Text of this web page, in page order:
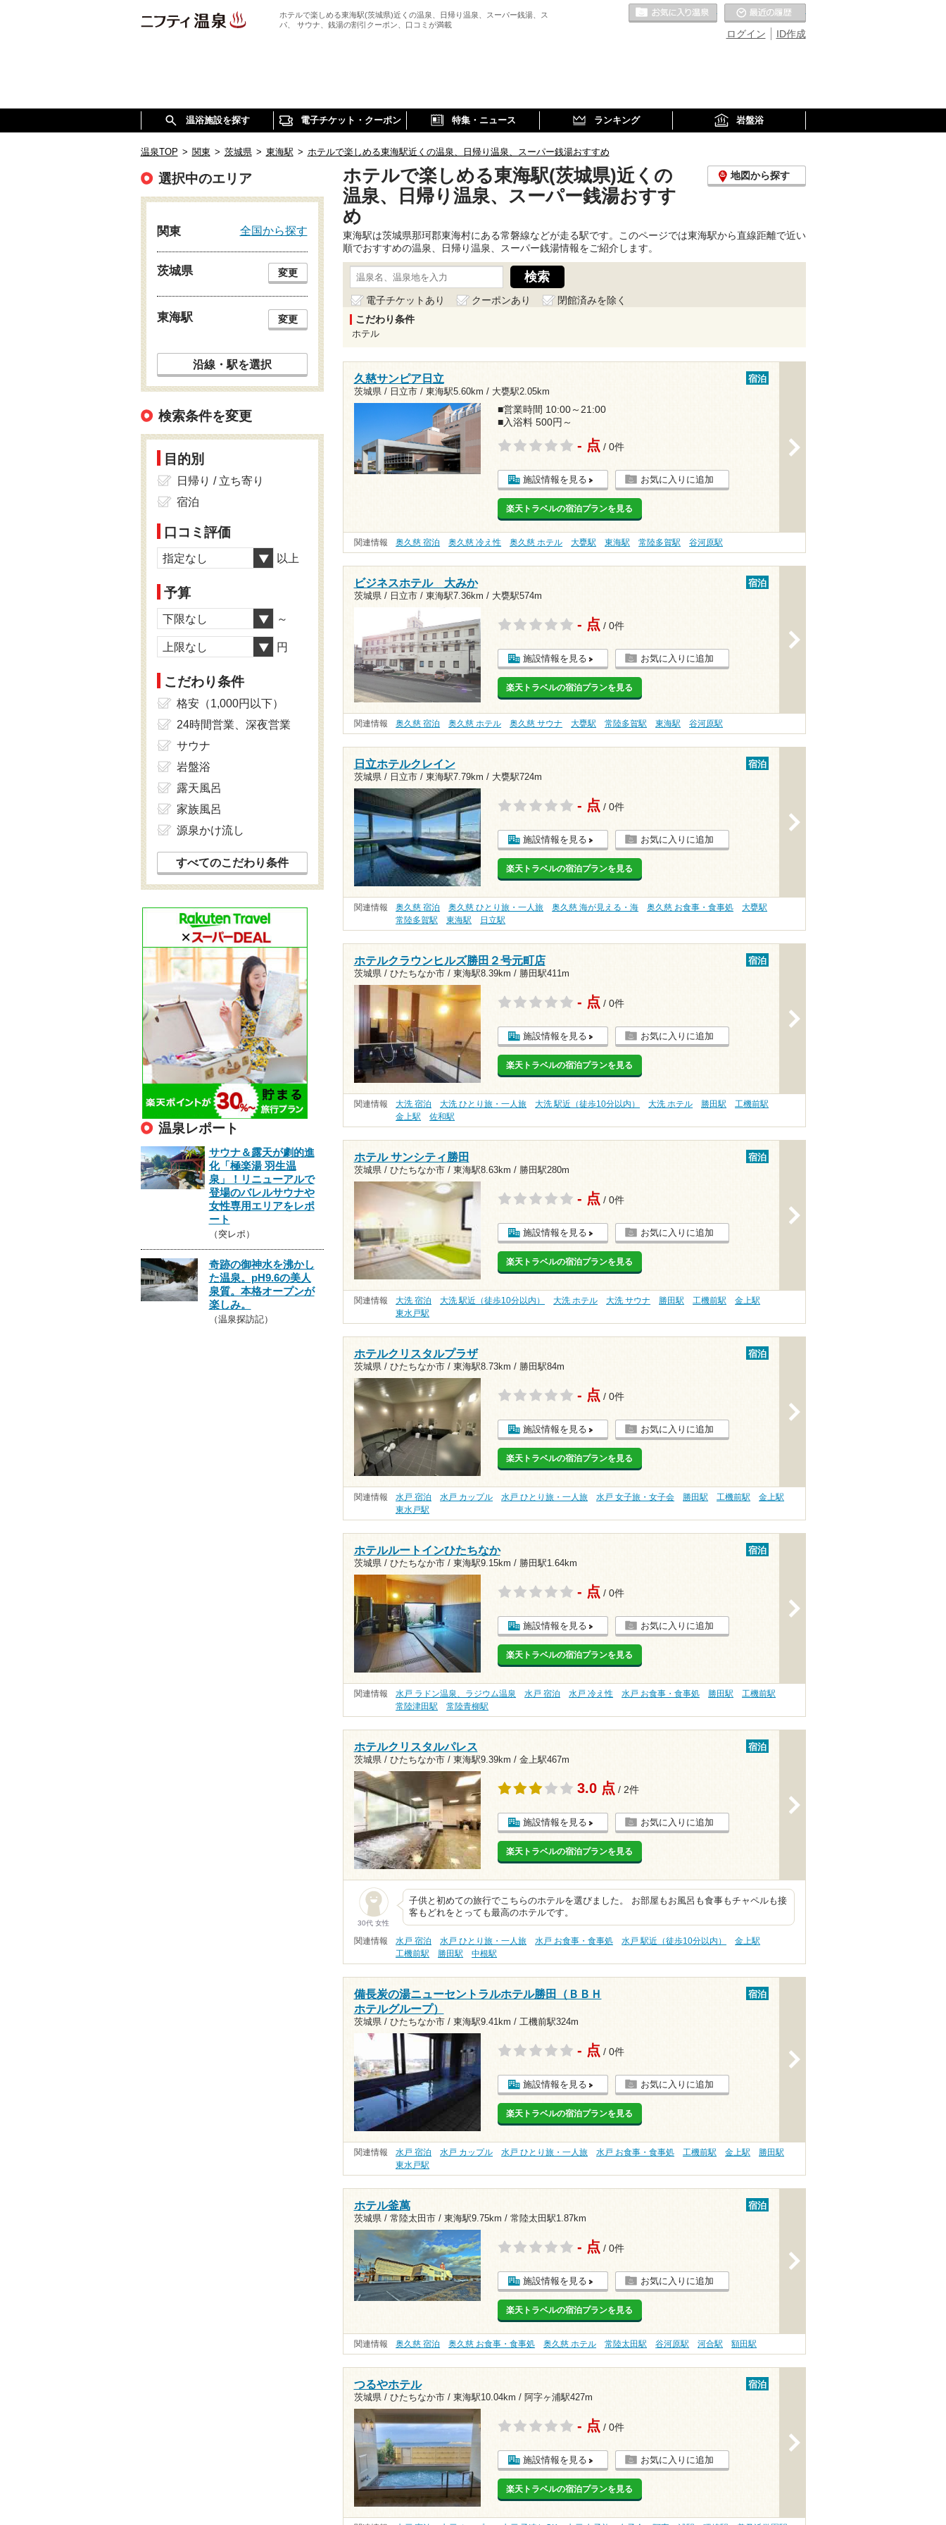
ホテルで楽しめる東海駅(茨城県)近くの温泉、日帰り温泉、スーパー銭湯、ス
パ、 サウナ、銭湯の割引クーポン、口コミが満載
ID作成
ログイン
お気に入りの温泉
温浴施設を探す 電子チケット・クーポン 特集・ニュース ランキング 岩盤浴
温泉TOP > 関東 > 茨城県 > 東海駅 > ホテルで楽しめる東海駅近くの温泉、日帰り温泉、スーパー銭湯おすすめ
ホテルで楽しめる東海駅(茨城県)近くの
温泉、日帰り温泉、スーパー銭湯おすす
め
地図から探す
東海駅は茨城県那珂郡東海村にある常磐線などが走る駅です。このページでは東海駅から直線距離で近い
順でおすすめの温泉、日帰り温泉、スーパー銭湯情報をご紹介します。
電子チケットあり クーポンあり
閉館済みを除く
こだわり条件
ホテル
久慈サンピア日立
茨城県 / 日立市 / 東海駅5.60km / 大甕駅2.05km
宿泊
■営業時間 10:00～21:00
■入浴料 500円～
- 点 / 0件
施設情報を見る お気に入りに追加
楽天トラベルの宿泊プランを見る
関連情報 奥久慈 宿泊 奥久慈 冷え性 奥久慈 ホテル 大甕駅 東海駅 常陸多賀駅 谷河原駅
ビジネスホテル 大みか
茨城県 / 日立市 / 東海駅7.36km / 大甕駅574m
宿泊
- 点 / 0件
施設情報を見る お気に入りに追加
楽天トラベルの宿泊プランを見る
関連情報 奥久慈 宿泊 奥久慈 ホテル 奥久慈 サウナ 大甕駅 常陸多賀駅 東海駅 谷河原駅
日立ホテルクレイン
茨城県 / 日立市 / 東海駅7.79km / 大甕駅724m
宿泊
- 点 / 0件
施設情報を見る お気に入りに追加
楽天トラベルの宿泊プランを見る
関連情報 奥久慈 宿泊 奥久慈 ひとり旅・一人旅 奥久慈 海が見える・海 奥久慈 お食事・食事処
大甕駅
常陸多賀駅
東海駅 日立駅
ホテルクラウンヒルズ勝田２号元町店
茨城県 / ひたちなか市 / 東海駅8.39km / 勝田駅411m
宿泊
- 点 / 0件
施設情報を見る お気に入りに追加
楽天トラベルの宿泊プランを見る
関連情報 大洗 宿泊 大洗 ひとり旅・一人旅 大洗 駅近（徒歩10分以内） 大洗 ホテル 勝田駅
工機前駅
金上駅
佐和駅
ホテル サンシティ勝田
茨城県 / ひたちなか市 / 東海駅8.63km / 勝田駅280m
宿泊
- 点 / 0件
施設情報を見る お気に入りに追加
楽天トラベルの宿泊プランを見る
関連情報 大洗 宿泊 大洗 駅近（徒歩10分以内） 大洗 ホテル 大洗 サウナ 勝田駅 工機前駅
金上駅
東水戸駅
ホテルクリスタルプラザ
茨城県 / ひたちなか市 / 東海駅8.73km / 勝田駅84m
宿泊
- 点 / 0件
施設情報を見る お気に入りに追加
楽天トラベルの宿泊プランを見る
関連情報 水戸 宿泊 水戸 カップル 水戸 ひとり旅・一人旅 水戸 女子旅・女子会 勝田駅 工機前駅
金上駅
東水戸駅
ホテルルートインひたちなか
茨城県 / ひたちなか市 / 東海駅9.15km / 勝田駅1.64km
宿泊
- 点 / 0件
施設情報を見る お気に入りに追加
楽天トラベルの宿泊プランを見る
関連情報 水戸 ラドン温泉、ラジウム温泉 水戸 宿泊 水戸 冷え性 水戸 お食事・食事処 勝田駅
工機前駅
常陸津田駅
常陸青柳駅
ホテルクリスタルパレス
茨城県 / ひたちなか市 / 東海駅9.39km / 金上駅467m
宿泊
3.0 点 / 2件
施設情報を見る お気に入りに追加
楽天トラベルの宿泊プランを見る
30代 女性
子供と初めての旅行でこちらのホテルを選びました。 お部屋もお風呂も食事もチャペルも接
客もどれをとっても最高のホテルです。
関連情報 水戸 宿泊 水戸 ひとり旅・一人旅 水戸 お食事・食事処 水戸 駅近（徒歩10分以内）
金上駅
工機前駅
勝田駅 中根駅
備長炭の湯ニューセントラルホテル勝田（ＢＢＨ
ホテルグループ）
茨城県 / ひたちなか市 / 東海駅9.41km / 工機前駅324m
宿泊
- 点 / 0件
施設情報を見る お気に入りに追加
楽天トラベルの宿泊プランを見る
関連情報 水戸 宿泊 水戸 カップル 水戸 ひとり旅・一人旅 水戸 お食事・食事処 工機前駅 金上駅
勝田駅
東水戸駅
ホテル釜萬
茨城県 / 常陸太田市 / 東海駅9.75km / 常陸太田駅1.87km
宿泊
- 点 / 0件
施設情報を見る お気に入りに追加
楽天トラベルの宿泊プランを見る
関連情報 奥久慈 宿泊 奥久慈 お食事・食事処 奥久慈 ホテル 常陸太田駅 谷河原駅 河合駅 額田駅
つるやホテル
茨城県 / ひたちなか市 / 東海駅10.04km / 阿字ヶ浦駅427m
宿泊
- 点 / 0件
施設情報を見る お気に入りに追加
楽天トラベルの宿泊プランを見る
選択中のエリア
関東 全国から探す
茨城県 変更
東海駅 変更
沿線・駅を選択
検索条件を変更
目的別
日帰り / 立ち寄り
宿泊
口コミ評価
指定なし 以上
予算
下限なし ～
上限なし 円
こだわり条件
格安（1,000円以下）
24時間営業、深夜営業
サウナ
岩盤浴
露天風呂
家族風呂
源泉かけ流し
すべてのこだわり条件
温泉レポート
サウナ＆露天が劇的進
化「極楽湯 羽生温
泉」！リニューアルで
登場のバレルサウナや
女性専用エリアをレポ
ート
（突レポ）
奇跡の御神水を沸かし
た温泉。pH9.6の美人
泉質。本格オープンが
楽しみ。
（温泉探訪記）